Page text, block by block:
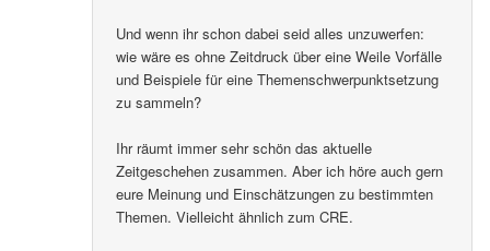
Und wenn ihr schon dabei seid alles unzuwerfen:
wie wäre es ohne Zeitdruck über eine Weile Vorfälle
und Beispiele für eine Themenschwerpunktsetzung
zu sammeln?
Ihr räumt immer sehr schön das aktuelle
Zeitgeschehen zusammen. Aber ich höre auch gern
eure Meinung und Einschätzungen zu bestimmten
Themen. Vielleicht ähnlich zum CRE.